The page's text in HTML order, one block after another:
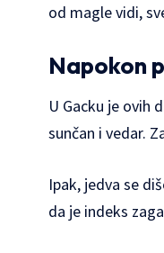
od magle vidi,
Napokon
U Gacku je ovih
sunčan i vedar.
Ipak, jedva se
da je indeks